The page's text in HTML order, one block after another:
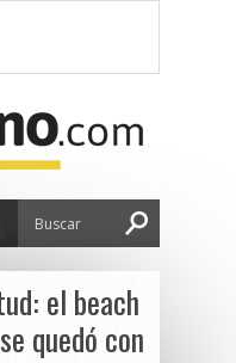
el beach
quedó con